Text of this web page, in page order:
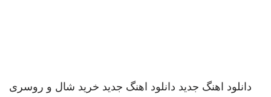
دانلود اهنگ جدید دانلود اهنگ جدید خرید شال و روسری